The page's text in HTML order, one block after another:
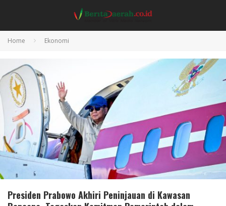
Home Ekonomi
Presiden Prabowo Akhiri Peninjauan di Kawasan